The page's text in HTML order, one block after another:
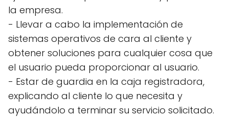
la empresa.
- Llevar a cabo la implementación de
sistemas operativos de cara al cliente y
obtener soluciones para cualquier cosa que
el usuario pueda proporcionar al usuario.
- Estar de guardia en la caja registradora,
explicando al cliente lo que necesita y
ayudándolo a terminar su servicio solicitado.